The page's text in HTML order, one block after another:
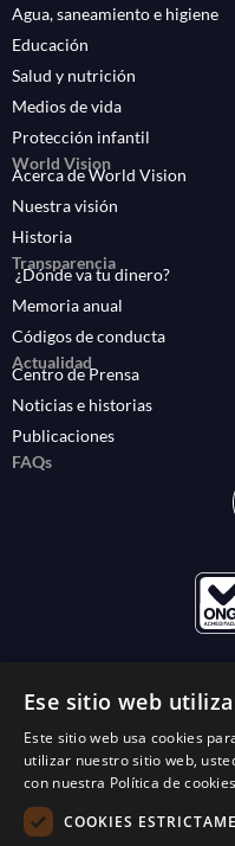
Agua, saneamiento e higiene
Educación
Salud y nutrición
Medios de vida
Protección infantil
World Vision
Acerca de World Vision
Nuestra visión
Historia
Transparencia
¿Dónde va tu dinero?
Memoria anual
Códigos de conducta
Actualidad
Centro de Prensa
Noticias e historias
Publicaciones
FAQs
Ese sitio web
Este sitio web usa cookies
utilizar nuestro sitio web,
con nuestra Política de
COOKIES